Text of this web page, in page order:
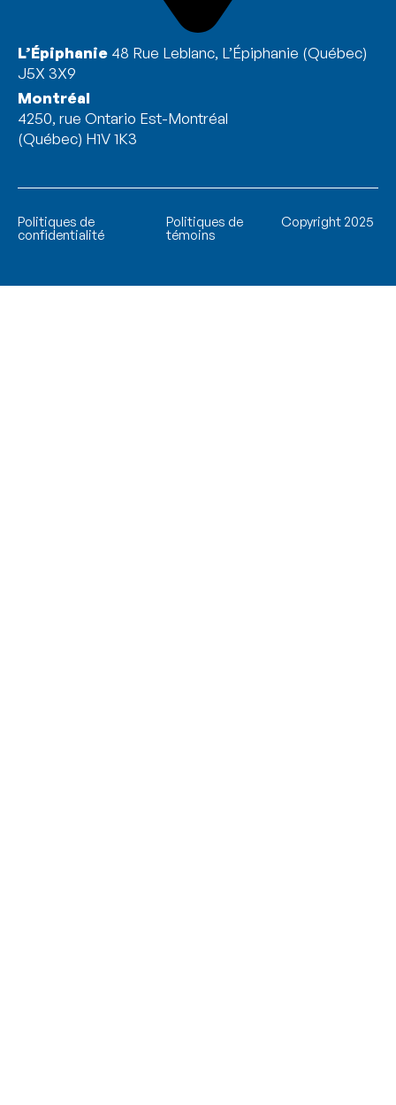
L’Épiphanie 48 Rue Leblanc, L’Épiphanie (Québec)
J5X 3X9
Montréal
4250, rue Ontario Est-Montréal
(Québec) H1V 1K3
Politiques de
confidentialité
Politiques de
témoins
Copyright 2025